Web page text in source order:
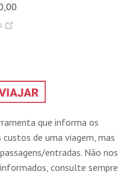
que informa os
de uma viagem, mas
entradas. Não nos
consulte sempre